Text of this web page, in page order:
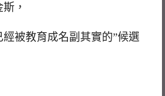
，
被教育成名副其實的”候選